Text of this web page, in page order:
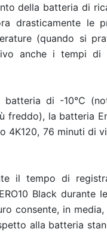
della batteria di
drasticamente le
(quando si
anche i tempi di
batteria di -10°C
freddo), la batteria
4K120, 76 minuti di
il tempo di
Black durante
consente, in media,
alla batteria